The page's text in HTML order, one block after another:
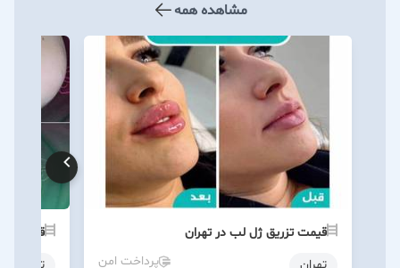
مشاهده همه
قیمت تزریق ژل لب در تهران
پرداخت امن
قیمت